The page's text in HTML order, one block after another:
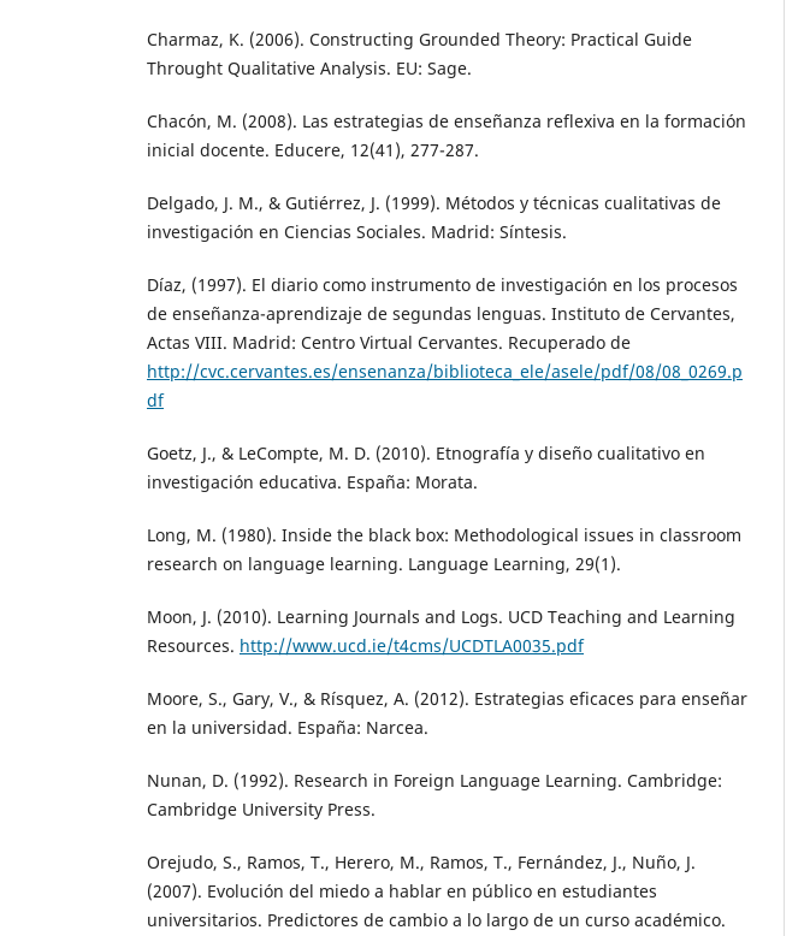
Charmaz, K. (2006). Constructing Grounded Theory: Practical Guide
Throught Qualitative Analysis. EU: Sage.
Chacón, M. (2008). Las estrategias de enseñanza reflexiva en la formación
inicial docente. Educere, 12(41), 277-287.
Delgado, J. M., & Gutiérrez, J. (1999). Métodos y técnicas cualitativas de
investigación en Ciencias Sociales. Madrid: Síntesis.
Díaz, (1997). El diario como instrumento de investigación en los procesos
de enseñanza-aprendizaje de segundas lenguas. Instituto de Cervantes,
Actas VIII. Madrid: Centro Virtual Cervantes. Recuperado de
http://cvc.cervantes.es/ensenanza/biblioteca_ele/asele/pdf/08/08_0269.p
df
Goetz, J., & LeCompte, M. D. (2010). Etnografía y diseño cualitativo en
investigación educativa. España: Morata.
Long, M. (1980). Inside the black box: Methodological issues in classroom
research on language learning. Language Learning, 29(1).
Moon, J. (2010). Learning Journals and Logs. UCD Teaching and Learning
Resources. http://www.ucd.ie/t4cms/UCDTLA0035.pdf
Moore, S., Gary, V., & Rísquez, A. (2012). Estrategias eficaces para enseñar
en la universidad. España: Narcea.
Nunan, D. (1992). Research in Foreign Language Learning. Cambridge:
Cambridge University Press.
Orejudo, S., Ramos, T., Herero, M., Ramos, T., Fernández, J., Nuño, J.
(2007). Evolución del miedo a hablar en público en estudiantes
universitarios. Predictores de cambio a lo largo de un curso académico.